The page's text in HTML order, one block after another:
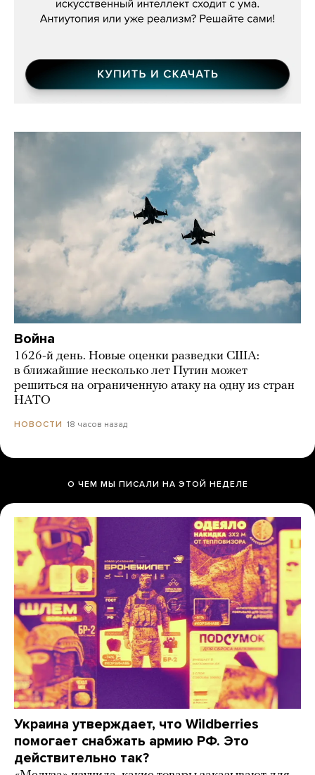
Война
1626-й день. Новые оценки разведки США:
в ближайшие несколько лет Путин может
решиться на ограниченную атаку на одну из стран
НАТО
НОВОСТИ 18 часов назад
О ЧЕМ МЫ ПИСАЛИ НА ЭТОЙ НЕДЕЛЕ
Украина утверждает, что Wildberries
помогает снабжать армию РФ. Это
действительно так?